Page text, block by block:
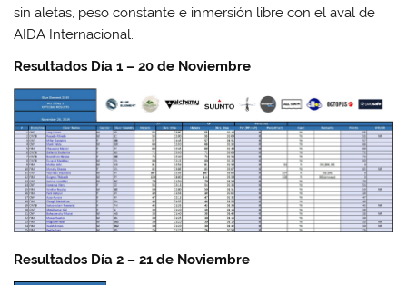
sin aletas, peso constante e inmersión libre con el aval de
AIDA Internacional.
Resultados Día 1 – 20 de Noviembre
Resultados Día 2 – 21 de Noviembre